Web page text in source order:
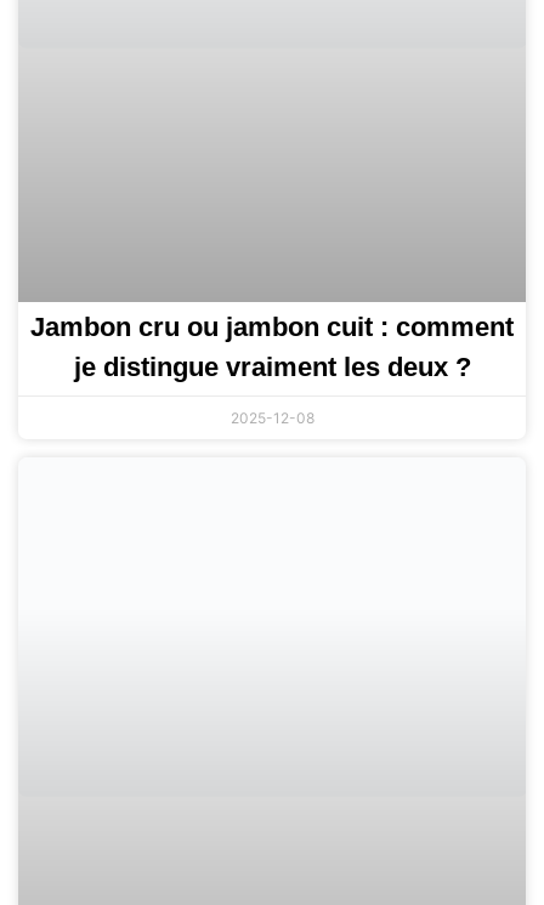
Jambon cru ou jambon cuit : comment
je distingue vraiment les deux ?
2025-12-08